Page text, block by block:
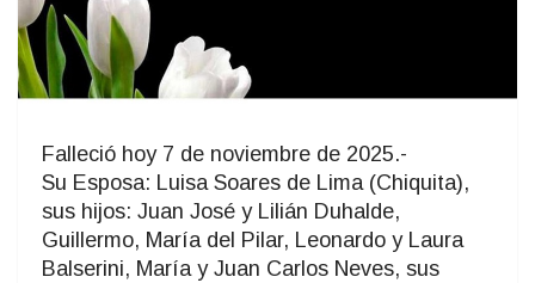
Falleció hoy 7 de noviembre de 2025.-
Su Esposa: Luisa Soares de Lima (Chiquita),
sus hijos: Juan José y Lilián Duhalde,
Guillermo, María del Pilar, Leonardo y Laura
Balserini, María y Juan Carlos Neves, sus